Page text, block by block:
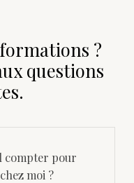
?
questions
compter pour
moi ?